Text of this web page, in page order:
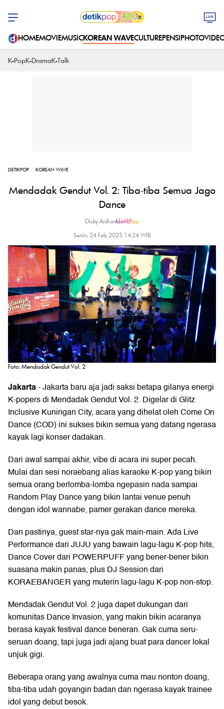
HOMEMOVIEMUSICKOREAN WAVECULTUREPENSIPHOTO
K-PopK-DramaK-Talk
DETIKPOP KOREAN WAVE
Mendadak Gendut Vol. 2: Tiba-tiba Semua Jago
Dance
Dicky Ardian|detikPop
Senin, 24 Feb 2025 14:24 WIB
Foto: Mendadak Gendut Vol. 2
Jakarta- Jakarta baru aja jadi saksi betapa gilanya energi
K-popers di Mendadak Gendut Vol. 2. Digelar di Glitz
Inclusive Kuningan City, acara yang dihelat oleh Come On
Dance (COD) ini sukses bikin semua yang datang ngerasa
kayak lagi konser dadakan.
Dari awal sampai akhir, vibe di acara ini super pecah.
Mulai dari sesi noraebang alias karaoke K-pop yang bikin
semua orang berlomba-lomba ngepasin nada sampai
Random Play Dance yang bikin lantai venue penuh
dengan idol wannabe, pamer gerakan dance mereka.
Dan pastinya, guest star-nya gak main-main. Ada Live
Performance dari JUJU yang bawain lagu-lagu K-pop hits,
Dance Cover dari POWERPUFF yang bener-bener bikin
suasana makin panas, plus DJ Session dari
KORAEBANGER yang muterin lagu-lagu K-pop non-stop.
Mendadak Gendut Vol. 2 juga dapet dukungan dari
komunitas Dance Invasion, yang makin bikin acaranya
berasa kayak festival dance beneran. Gak cuma seru-
seruan doang, tapi juga jadi ajang buat para dancer lokal
unjuk gigi.
Beberapa orang yang awalnya cuma mau nonton doang,
tiba-tiba udah goyangin badan dan ngerasa kayak trainee
idol yang debut besok.